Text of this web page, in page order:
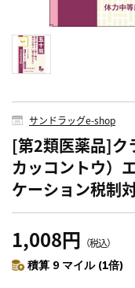
サンドラッグe-shop
[第2類医薬品]ク
カッコントウ）
ケーション税制
1,008円 （税込）
積算 9 マイル (1倍)